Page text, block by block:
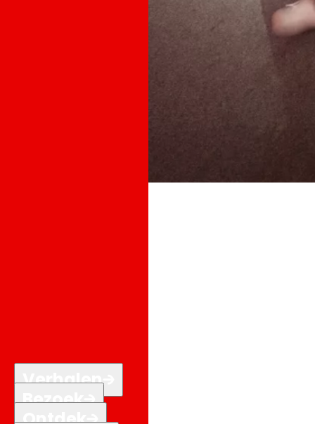
Verhalen
Bezoek
Ontdek